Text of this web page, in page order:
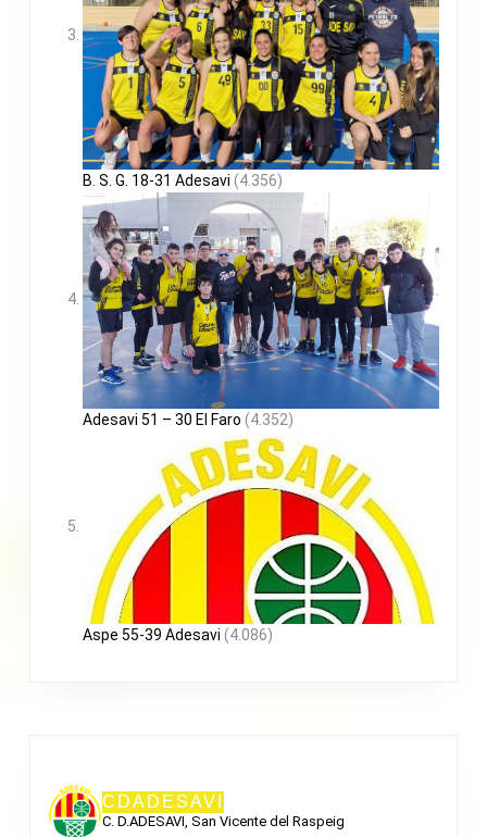
B. S. G. 18-31 Adesavi (4.356)
Adesavi 51 – 30 El Faro (4.352)
Aspe 55-39 Adesavi (4.086)
CDADESAVI
C. D.ADESAVI, San Vicente del Raspeig